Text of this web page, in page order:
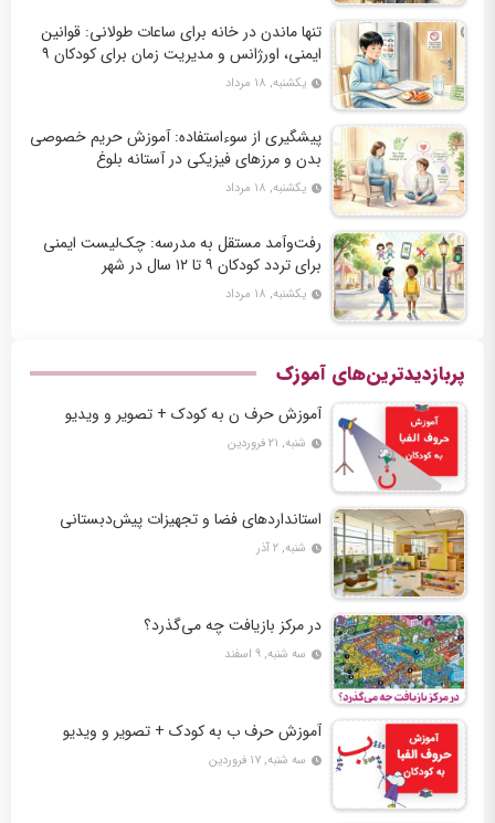
تنها ماندن در خانه برای ساعات طولانی: قوانین
ایمنی، اورژانس و مدیریت زمان برای کودکان ۹
تا ۱۲ سال یکشنبه, ۱۸ مرداد
پیشگیری از سوءاستفاده: آموزش حریم خصوصی
بدن و مرزهای فیزیکی در آستانه بلوغ
یکشنبه, ۱۸ مرداد
رفت‌وآمد مستقل به مدرسه: چک‌لیست ایمنی
برای تردد کودکان ۹ تا ۱۲ سال در شهر
یکشنبه, ۱۸ مرداد
پربازدیدترین‌های آموزک
آموزش حرف ن به کودک + تصویر و ویدیو
شنبه, ۲۱ فروردین
استانداردهای فضا و تجهیزات پیش‌دبستانی
شنبه, ۲ آذر
در مرکز بازیافت چه می‌گذرد؟
سه شنبه, ۹ اسفند
آموزش حرف ب به کودک + تصویر و ویدیو
سه شنبه, ۱۷ فروردین